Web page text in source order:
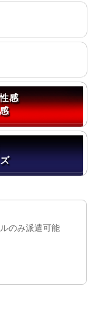
感
のみ派遣可能